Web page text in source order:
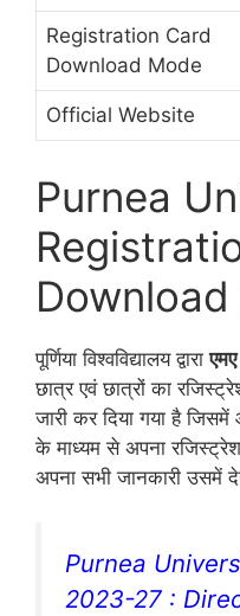
Registration Card
Download Mode
Official Website
Purnea
पूर्णिया विश्वविद्यालय द्वारा
छात्र एवं छात्रों का
जारी कर दिया गया है जिसमें
के माध्यम से अपना
अपना सभी जानकारी उसमें
Purnea
2023-27 :